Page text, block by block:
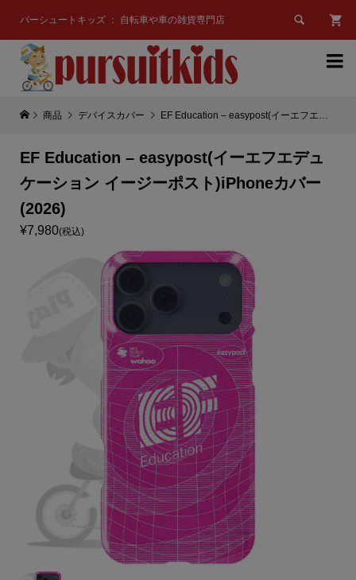
パーシュートキッズ ： 自転車や車の雑貨専門店 

商品 デバイスカバー EF Education – easypost(イーエフエデュケーション イージーポスト)iPhoneカバー(2026)
EF Education – easypost(イーエフエデュ
ケーション イージーポスト)iPhoneカバー
(2026)
¥7,980(税込)